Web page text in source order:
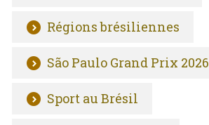
Régions brésiliennes
São Paulo Grand Prix 2026
Sport au Brésil